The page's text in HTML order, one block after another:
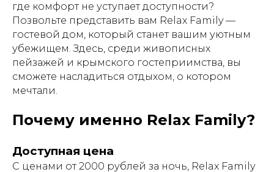
где комфорт не уступает доступности?
Позвольте представить вам Relax Family —
гостевой дом, который станет вашим уютным
убежищем. Здесь, среди живописных
пейзажей и крымского гостеприимства, вы
сможете насладиться отдыхом, о котором
мечтали.
Почему именно Relax Family?
Доступная цена
С ценами от 2000 рублей за ночь, Relax Family